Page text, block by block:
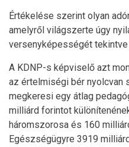
Értékelése szerint olyan
amelyről világszerte úgy
versenyképességét
A KDNP-s képviselő azt
az értelmiségi bér nyolcvan
megkeresi egy átlag
milliárd forintot
háromszorosa és 160
Egészségügyre 3919